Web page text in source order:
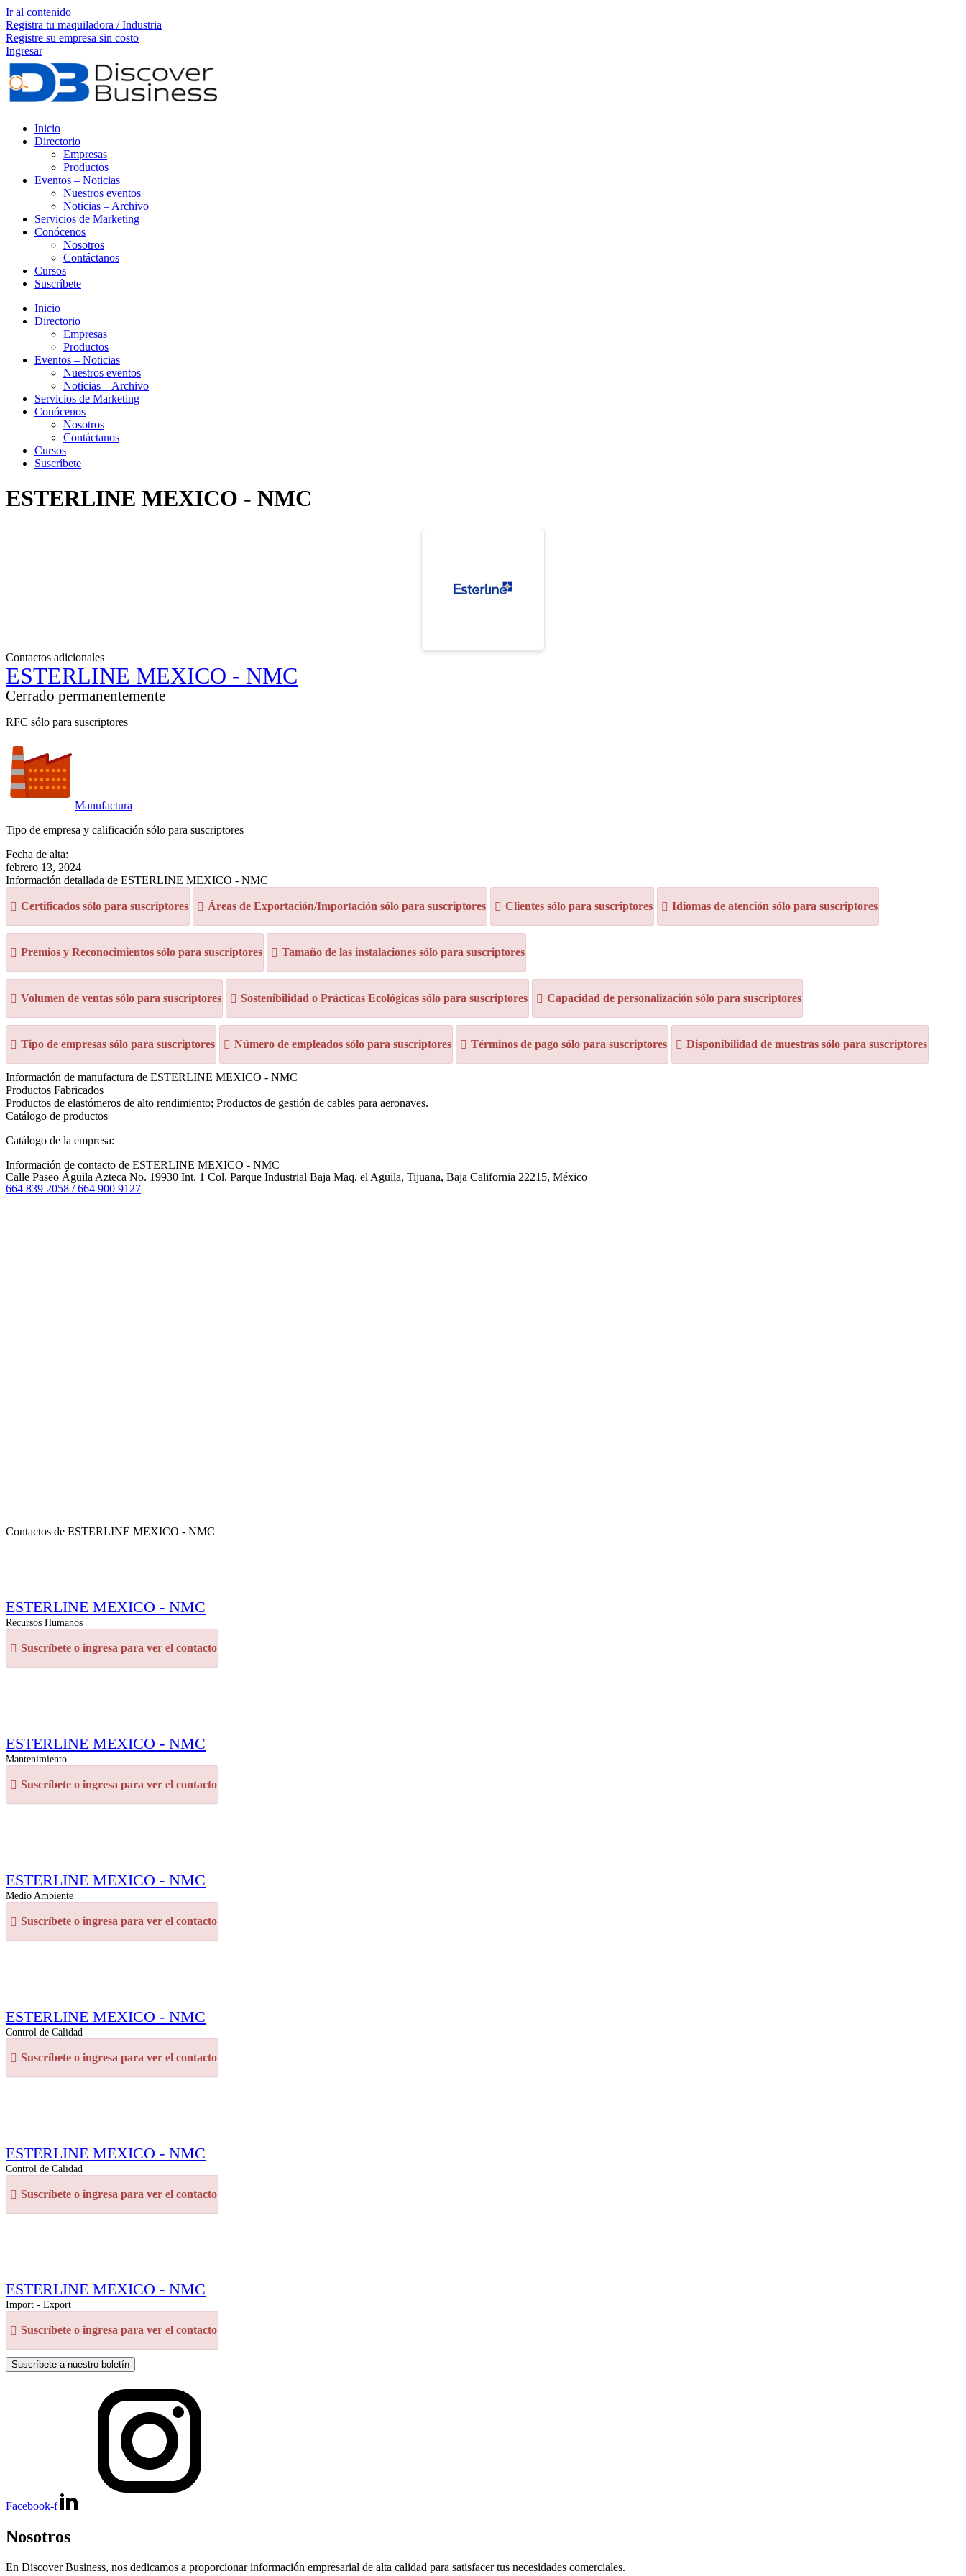
Ir al contenido
Registra tu maquiladora / Industria
Registre su empresa sin costo
Ingresar
Inicio
Directorio
Empresas
Productos
Eventos – Noticias
Nuestros eventos
Noticias – Archivo
Servicios de Marketing
Conócenos
Nosotros
Contáctanos
Cursos
Suscríbete
Inicio
Directorio
Empresas
Productos
Eventos – Noticias
Nuestros eventos
Noticias – Archivo
Servicios de Marketing
Conócenos
Nosotros
Contáctanos
Cursos
Suscríbete
ESTERLINE MEXICO - NMC
Contactos adicionales
ESTERLINE MEXICO - NMC
Cerrado permanentemente
RFC sólo para suscriptores
Manufactura
Tipo de empresa y calificación sólo para suscriptores
Fecha de alta:
febrero 13, 2024
Información detallada de ESTERLINE MEXICO - NMC
Certificados sólo para suscriptores Áreas de Exportación/Importación sólo para suscriptores Clientes sólo para suscriptores Idiomas de atención sólo para suscriptores
Premios y Reconocimientos sólo para suscriptores Tamaño de las instalaciones sólo para suscriptores
Volumen de ventas sólo para suscriptores Sostenibilidad o Prácticas Ecológicas sólo para suscriptores Capacidad de personalización sólo para suscriptores
Tipo de empresas sólo para suscriptores Número de empleados sólo para suscriptores Términos de pago sólo para suscriptores Disponibilidad de muestras sólo para suscriptores
Información de manufactura de ESTERLINE MEXICO - NMC
Productos Fabricados
Productos de elastómeros de alto rendimiento; Productos de gestión de cables para aeronaves.
Catálogo de productos
Catálogo de la empresa:
Información de contacto de ESTERLINE MEXICO - NMC
Calle Paseo Águila Azteca No. 19930 Int. 1 Col. Parque Industrial Baja Maq. el Aguila, Tijuana, Baja California 22215, México
664 839 2058 / 664 900 9127
Contactos de ESTERLINE MEXICO - NMC
ESTERLINE MEXICO - NMC
Recursos Humanos
Suscríbete o ingresa para ver el contacto
ESTERLINE MEXICO - NMC
Mantenimiento
Suscríbete o ingresa para ver el contacto
ESTERLINE MEXICO - NMC
Medio Ambiente
Suscríbete o ingresa para ver el contacto
ESTERLINE MEXICO - NMC
Control de Calidad
Suscríbete o ingresa para ver el contacto
ESTERLINE MEXICO - NMC
Control de Calidad
Suscríbete o ingresa para ver el contacto
ESTERLINE MEXICO - NMC
Import - Export
Suscríbete o ingresa para ver el contacto
Suscríbete a nuestro boletín
Facebook-f
Nosotros
En Discover Business, nos dedicamos a proporcionar información empresarial de alta calidad para satisfacer tus necesidades comerciales.